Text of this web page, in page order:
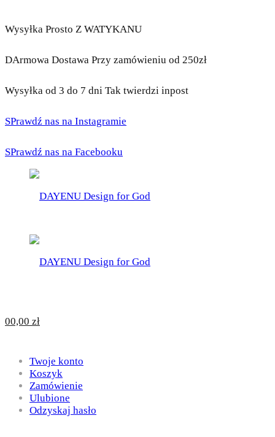
Wysyłka Prosto Z WATYKANU
DArmowa Dostawa Przy zamówieniu od 250zł
Wysyłka od 3 do 7 dni Tak twierdzi inpost
SPrawdź nas na Instagramie
SPrawdź nas na Facebooku
for
God
DAYENU
Design
00,00 zł
Twoje konto
Koszyk
Zamówienie
Ulubione
Odzyskaj hasło